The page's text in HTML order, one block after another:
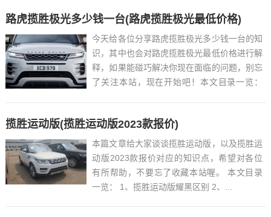
路虎揽胜极光多少钱一台(路虎揽胜极光最低价格)
今天给各位分享路虎揽胜极光多少钱一台的知
识，其中也会对路虎揽胜极光最低价格进行解
释，如果能碰巧解决你现在面临的问题，别忘
了关注本站，现在开始吧！本文目录一览：
揽胜运动版(揽胜运动版2023款报价)
本篇文章给大家谈谈揽胜运动版，以及揽胜运
动版2023款报价对应的知识点，希望对各位
有所帮助，不要忘了收藏本站喔。 本文目录
一览： 1、揽胜运动版耀黑区别 2、...